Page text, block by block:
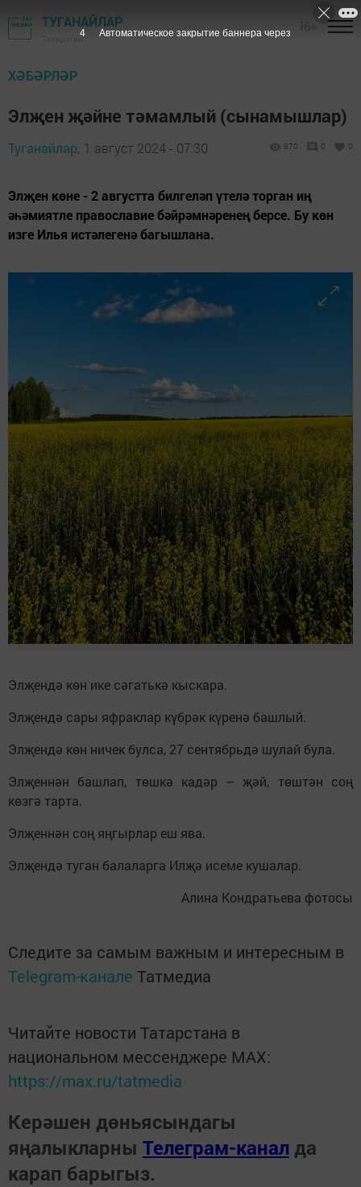
ТУГАНАЙЛАР
ХӘБӘРЛӘР
Элҗен җәйне тәмамлый (сынамышлар)
Туганайлар, 1 август 2024 - 07:30 870 0 0
Элҗен көне - 2 августта билгеләп үтелә торган иң
әһәмиятле православие бәйрәмнәренең берсе. Бу көн
изге Илья истәлегенә багышлана.
Элҗендә көн ике сәгатькә кыскара.
Элҗендә сары яфраклар күбрәк күренә башлый.
Элҗендә көн ничек булса, 27 сентябрьдә шулай була.
Элҗеннән башлап, төшкә кадәр – җәй, төштән соң
көзгә тарта.
Элҗеннән соң яңгырлар еш ява.
Элҗендә туган балаларга Илҗә исеме кушалар.
Алина Кондратьева фотосы
Следите за самым важным и интересным в
Telegram-канале Татмедиа
Читайте новости Татарстана в
национальном мессенджере MАХ:
https://max.ru/tatmedia
Керәшен дөньясындагы
яңалыкларны Телеграм-канал да
карап барыгыз.
3 Автоматическое закрытие баннера через